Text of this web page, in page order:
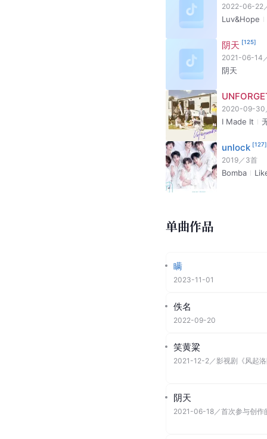
2022-06-22
Luv&Hope
阴天 [125]
2021-06-14
阴天
2020-09-30
I Made It
unlock [127]
2019 ／ 3首
Bomba
单曲作品
瞒
2023-11-01
佚名
2022-09-20
笑黄粱
2021-12-2 ／影视剧《风起
阴天
2021-06-18 ／首次参与创作